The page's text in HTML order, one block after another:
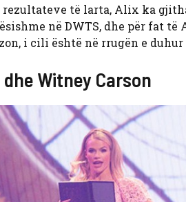
rezultateve të larta, Alix ka
në DWTS, dhe për fat
i cili është në rrugën e
Witney Carson